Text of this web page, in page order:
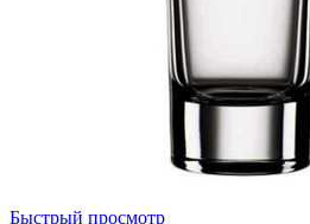
Быстрый просмотр